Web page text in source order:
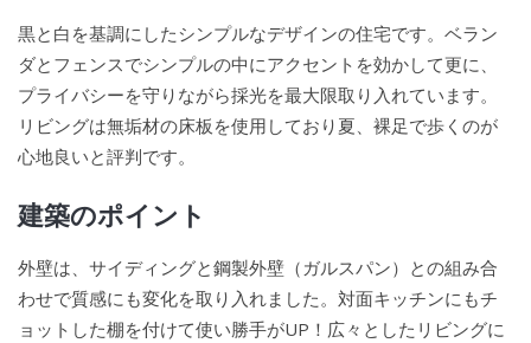
黒と白を基調にしたシンプルなデザインの住宅です。ベラン
ダとフェンスでシンプルの中にアクセントを効かして更に、
プライバシーを守りながら採光を最大限取り入れています。
リビングは無垢材の床板を使用しており夏、裸足で歩くのが
心地良いと評判です。
建築のポイント
外壁は、サイディングと鋼製外壁（ガルスパン）との組み合
わせで質感にも変化を取り入れました。対面キッチンにもチ
ョットした棚を付けて使い勝手がUP！広々としたリビングに